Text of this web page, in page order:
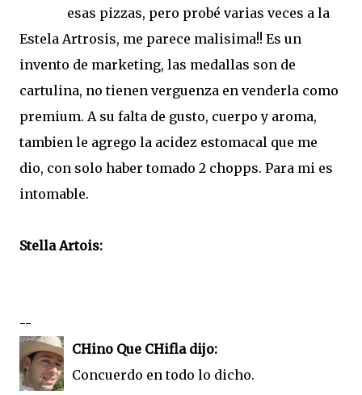
esas pizzas, pero probé varias veces a la
Estela Artrosis, me parece malisima!! Es un
invento de marketing, las medallas son de
cartulina, no tienen verguenza en venderla como
premium. A su falta de gusto, cuerpo y aroma,
tambien le agrego la acidez estomacal que me
dio, con solo haber tomado 2 chopps. Para mi es
intomable.
Stella Artois:
--
CHino Que CHifla dijo:
Concuerdo en todo lo dicho.